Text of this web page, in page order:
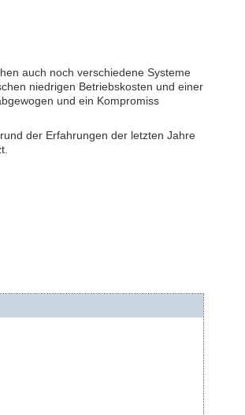
auch noch verschiedene Systeme
niedrigen Betriebskosten und einer
und ein Kompromiss
der Erfahrungen der letzten Jahre